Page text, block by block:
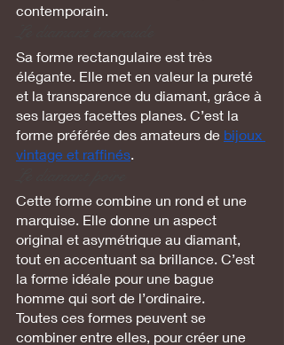
contemporain.
Sa forme rectangulaire est très
élégante. Elle met en valeur la pureté
et la transparence du diamant, grâce à
ses larges facettes planes. C’est la
forme préférée des amateurs de bijoux
vintage et raffinés.
Cette forme combine un rond et une
marquise. Elle donne un aspect
original et asymétrique au diamant,
tout en accentuant sa brillance. C’est
la forme idéale pour une bague
homme qui sort de l’ordinaire.
Toutes ces formes peuvent se
combiner entre elles, pour créer une